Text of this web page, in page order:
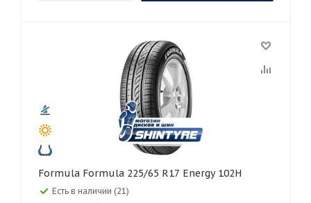
Formula Formula 225/65 R17 Energy 102H
Есть в наличии (21)